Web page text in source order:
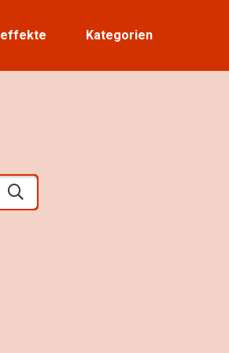
Kategorien